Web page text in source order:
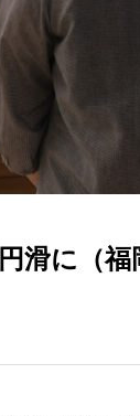
に（福